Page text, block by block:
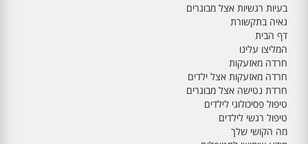
בעיות רגשיות אצל מבוגרים
גאיה בתקשורת
דף הבית
המליצו עלינו
חרדה מאזעקות
חרדה מאזעקות אצל ילדים
חרדת נטישה אצל מבוגרים
טיפול פסיכולוגי לילדים
טיפול רגשי לילדים
מה הקושי שלך